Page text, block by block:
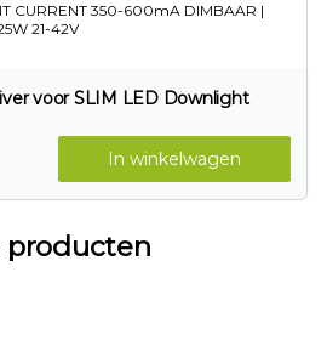
CURRENT 350-600mA DIMBAAR |
21-42V
voor SLIM LED Downlight
In winkelwagen
producten